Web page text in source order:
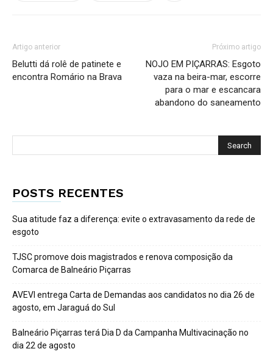
Artigo anterior
Belutti dá rolê de patinete e
encontra Romário na Brava
Próximo artigo
NOJO EM PIÇARRAS: Esgoto
vaza na beira-mar, escorre
para o mar e escancara
abandono do saneamento
POSTS RECENTES
Sua atitude faz a diferença: evite o extravasamento da rede de
esgoto
TJSC promove dois magistrados e renova composição da
Comarca de Balneário Piçarras
AVEVI entrega Carta de Demandas aos candidatos no dia 26 de
agosto, em Jaraguá do Sul
Balneário Piçarras terá Dia D da Campanha Multivacinação no
dia 22 de agosto